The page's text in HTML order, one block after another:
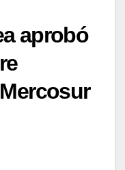
aprobó